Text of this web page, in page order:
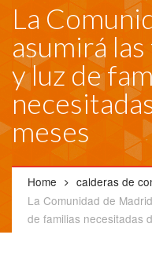
La
asumirá
y luz de
meses
Home
calderas de
La Comunidad de
de familias necesitadas